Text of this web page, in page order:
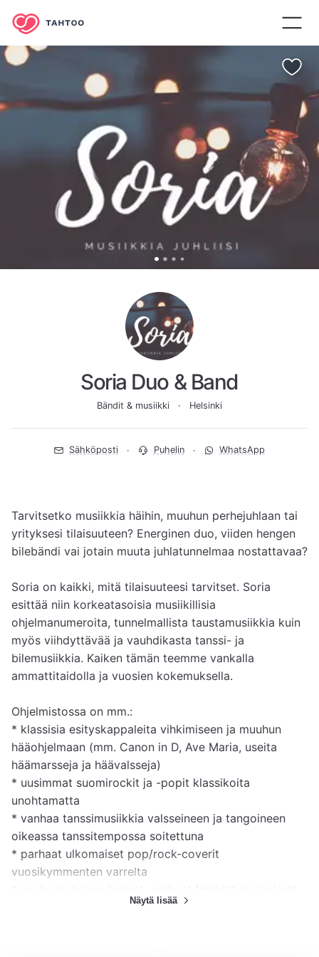
Soria Duo & Band
Bändit & musiikki Helsinki
Sähköposti Puhelin WhatsApp
Tarvitsetko musiikkia häihin, muuhun perhejuhlaan tai
yrityksesi tilaisuuteen? Energinen duo, viiden hengen
bilebändi vai jotain muuta juhlatunnelmaa nostattavaa?
Soria on kaikki, mitä tilaisuuteesi tarvitset. Soria
esittää niin korkeatasoisia musiikillisia
ohjelmanumeroita, tunnelmallista taustamusiikkia kuin
myös viihdyttävää ja vauhdikasta tanssi- ja
bilemusiikkia. Kaiken tämän teemme vankalla
ammattitaidolla ja vuosien kokemuksella.
Ohjelmistossa on mm.:
* klassisia esityskappaleita vihkimiseen ja muuhun
hääohjelmaan (mm. Canon in D, Ave Maria, useita
häämarsseja ja häävalsseja)
* uusimmat suomirockit ja -popit klassikoita
unohtamatta
* vanhaa tanssimusiikkia valsseineen ja tangoineen
oikeassa tanssitempossa soitettuna
* parhaat ulkomaiset pop/rock-coverit
vuosikymmenten varrelta
* iki-ihanat jazz- ja lattariklassikot
Näytä lisää